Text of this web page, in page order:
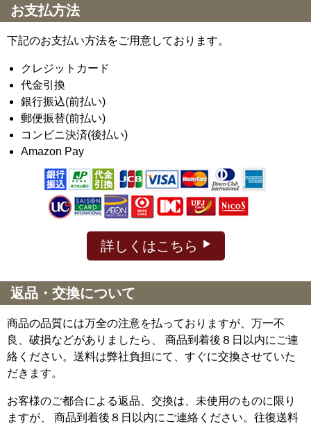
お支払方法
下記のお支払い方法をご用意しております。
クレジットカード
代金引換
銀行振込(前払い)
郵便振替(前払い)
コンビニ決済(後払い)
Amazon Pay
詳しくはこちら
返品・交換について
商品の品質には万全の注意を払っておりますが、万一不
良、破損などがありましたら、 商品到着後８日以内にご連
絡ください。送料は弊社負担にて、すぐに交換させていた
だきます。
お客様のご都合による返品、交換は、未使用のものに限り
ますが、
商品到着後８日以内にご連絡ください。往復送料